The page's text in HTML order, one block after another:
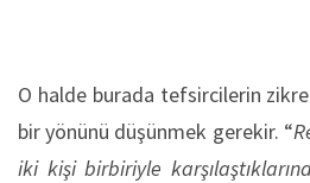
O halde burada tefsircilerin
bir yönünü düşünmek gerekir. “
iki kişi birbiriyle